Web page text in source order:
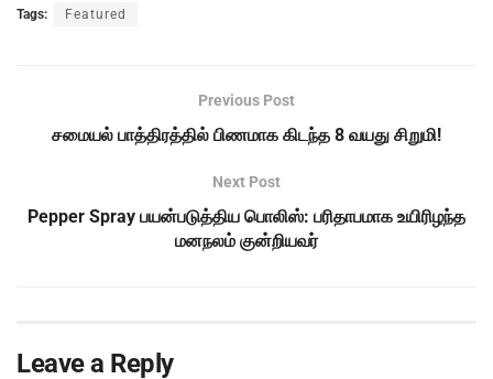
Tags: Featured
Previous Post
சமையல் பாத்திரத்தில் பிணமாக கிடந்த 8 வயது சிறுமி!
Next Post
Pepper Spray பயன்படுத்திய பொலிஸ்: பரிதாபமாக உயிரிழந்த
மனநலம் குன்றியவர்
Leave a Reply